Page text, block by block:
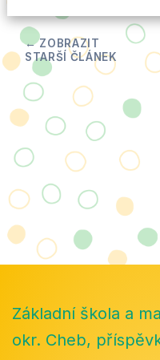
Základní škola a
okr. Cheb,